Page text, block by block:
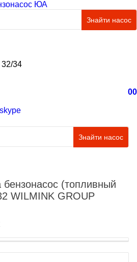
Знайти насос
32/34
00
skype
Знайти насос
бензонасос (топливный
WILMINK GROUP